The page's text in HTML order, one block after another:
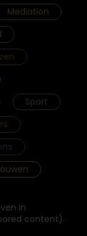
Mediation
Sport
in
content).